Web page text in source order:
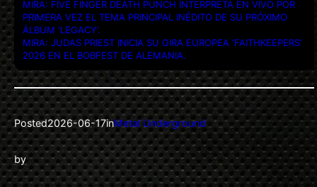
MIRA: FIVE FINGER DEATH PUNCH INTERPRETA EN VIVO POR
PRIMERA VEZ EL TEMA PRINCIPAL INÉDITO DE SU PRÓXIMO
ÁLBUM ‘LEGACY’.
MIRA: JUDAS PRIEST INICIA SU GIRA EUROPEA ‘FAITHKEEPERS’
2026 EN EL BOBFEST DE ALEMANIA.
Posted2026-06-17inMetal Underground
by